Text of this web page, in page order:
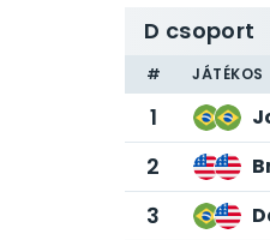
D csoport
# JÁTÉKOS
1
2
3